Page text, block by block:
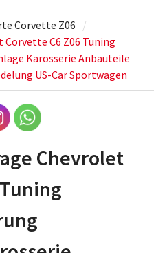
Corvette Z06
Corvette C6 Z06 Tuning
Karosserie Anbauteile
US-Car Sportwagen
Chevrolet